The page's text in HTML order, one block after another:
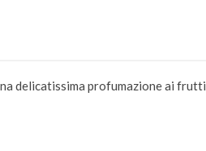
delicatissima profumazione ai frutti